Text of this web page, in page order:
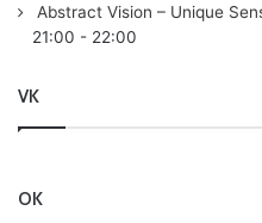
13.Ferry Corsten
& Chris
Abstract Vision – Unique
21:00 - 22:00
VK
OK